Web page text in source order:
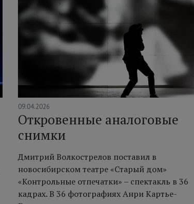
09.04.2026
Откровенные аналоговые
снимки
Дмитрий Волкострелов поставил в
новосибирском театре «Старый дом»
«Контрольные отпечатки» – спектакль в 36
кадрах. В 36 фотографиях Анри Картье-